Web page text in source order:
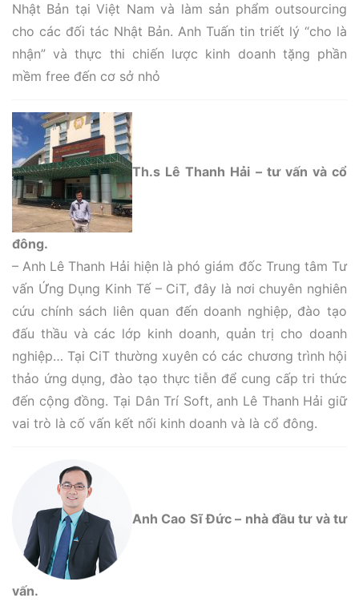
Nhật Bản tại Việt Nam và làm sản phẩm outsourcing
cho các đối tác Nhật Bản. Anh Tuấn tin triết lý “cho là
nhận” và thực thi chiến lược kinh doanh tặng phần
mềm free đến cơ sở nhỏ
Th.s Lê Thanh Hải – tư vấn và cổ
đông.
– Anh Lê Thanh Hải hiện là phó giám đốc Trung tâm Tư
vấn Ứng Dụng Kinh Tế – CiT, đây là nơi chuyên nghiên
cứu chính sách liên quan đến doanh nghiệp, đào tạo
đấu thầu và các lớp kinh doanh, quản trị cho doanh
nghiệp… Tại CiT thường xuyên có các chương trình hội
thảo ứng dụng, đào tạo thực tiễn để cung cấp tri thức
đến cộng đồng. Tại Dân Trí Soft, anh Lê Thanh Hải giữ
vai trò là cố vấn kết nối kinh doanh và là cổ đông.
Anh Cao Sĩ Đức – nhà đầu tư và tư
vấn.